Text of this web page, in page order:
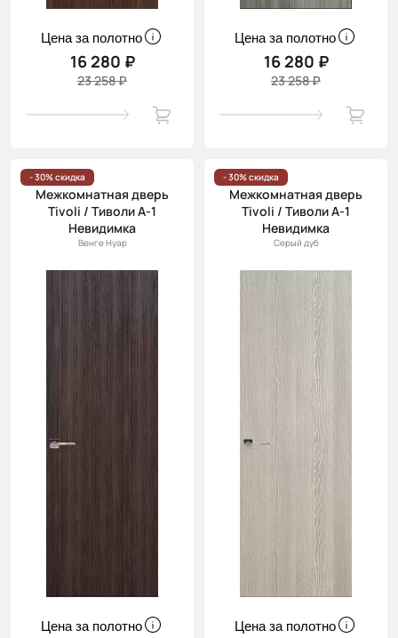
Цена за полотно
16 280 ₽
23 258 ₽
Цена за полотно
16 280 ₽
23 258 ₽
- 30% скидка
Межкомнатная дверь
Tivoli / Тиволи А-1
Невидимка
Венге Нуар
Цена за полотно
- 30% скидка
Межкомнатная дверь
Tivoli / Тиволи А-1
Невидимка
Серый дуб
Цена за полотно